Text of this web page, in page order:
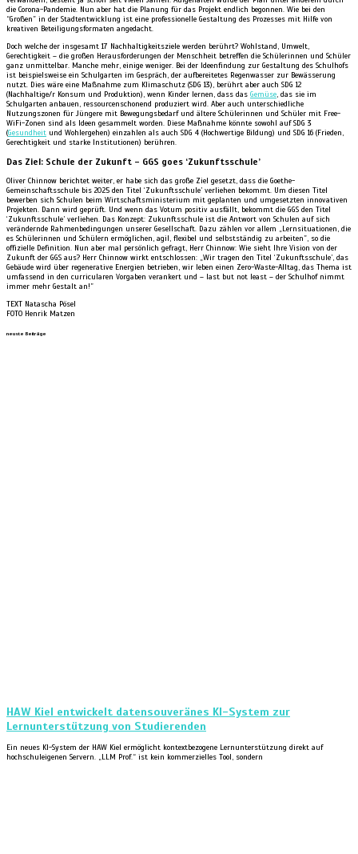
die Corona-Pandemie. Nun aber hat die Planung für das Projekt endlich begonnen. Wie bei den
“Großen” in der Stadtentwicklung ist eine professionelle Gestaltung des Prozesses mit Hilfe von
kreativen Beteiligungsformaten angedacht.
Doch welche der insgesamt 17 Nachhaltigkeitsziele werden berührt? Wohlstand, Umwelt,
Gerechtigkeit – die großen Herausforderungen der Menschheit betreffen die Schülerinnen und Schüler
ganz unmittelbar. Manche mehr, einige weniger. Bei der Ideenfindung zur Gestaltung des Schulhofs
ist beispielsweise ein Schulgarten im Gespräch, der aufbereitetes Regenwasser zur Bewässerung
nutzt. Dies wäre eine Maßnahme zum Klimaschutz (SDG 13), berührt aber auch SDG 12
(Nachhaltige/r Konsum und Produktion), wenn Kinder lernen, dass das Gemüse, das sie im
Schulgarten anbauen, ressourcenschonend produziert wird. Aber auch unterschiedliche
Nutzungszonen für Jüngere mit Bewegungsbedarf und ältere Schülerinnen und Schüler mit Free-
WiFi-Zonen sind als Ideen gesammelt worden. Diese Maßnahme könnte sowohl auf SDG 3
(Gesundheit und Wohlergehen) einzahlen als auch SDG 4 (Hochwertige Bildung) und SDG 16 (Frieden,
Gerechtigkeit und starke Institutionen) berühren.
Das Ziel: Schule der Zukunft – GGS goes ‘Zukunftsschule’
Oliver Chinnow berichtet weiter, er habe sich das große Ziel gesetzt, dass die Goethe-
Gemeinschaftsschule bis 2025 den Titel ‘Zukunftsschule’ verliehen bekommt. Um diesen Titel
bewerben sich Schulen beim Wirtschaftsministerium mit geplanten und umgesetzten innovativen
Projekten. Dann wird geprüft. Und wenn das Votum positiv ausfällt, bekommt die GGS den Titel
‘Zukunftsschule’ verliehen. Das Konzept: Zukunftsschule ist die Antwort von Schulen auf sich
verändernde Rahmenbedingungen unserer Gesellschaft. Dazu zählen vor allem „Lernsituationen, die
es Schülerinnen und Schülern ermöglichen, agil, flexibel und selbstständig zu arbeiten”, so die
offizielle Definition. Nun aber mal persönlich gefragt, Herr Chinnow: Wie sieht Ihre Vision von der
Zukunft der GGS aus? Herr Chinnow wirkt entschlossen: „Wir tragen den Titel ‘Zukunftsschule’, das
Gebäude wird über regenerative Energien betrieben, wir leben einen Zero-Waste-Alltag, das Thema ist
umfassend in den curricularen Vorgaben verankert und – last but not least – der Schulhof nimmt
immer mehr Gestalt an!”
TEXT Natascha Pösel
FOTO Henrik Matzen
neuste Beiträge
HAW Kiel entwickelt datensouveränes KI-System zur
Lernunterstützung von Studierenden
Ein neues KI-System der HAW Kiel ermöglicht kontextbezogene Lernunterstützung direkt auf
hochschuleigenen Servern. „LLM Prof.“ ist kein kommerzielles Tool, sondern